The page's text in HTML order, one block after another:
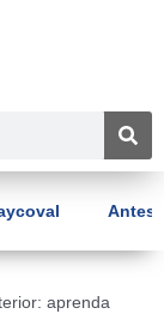
Antes
aprenda